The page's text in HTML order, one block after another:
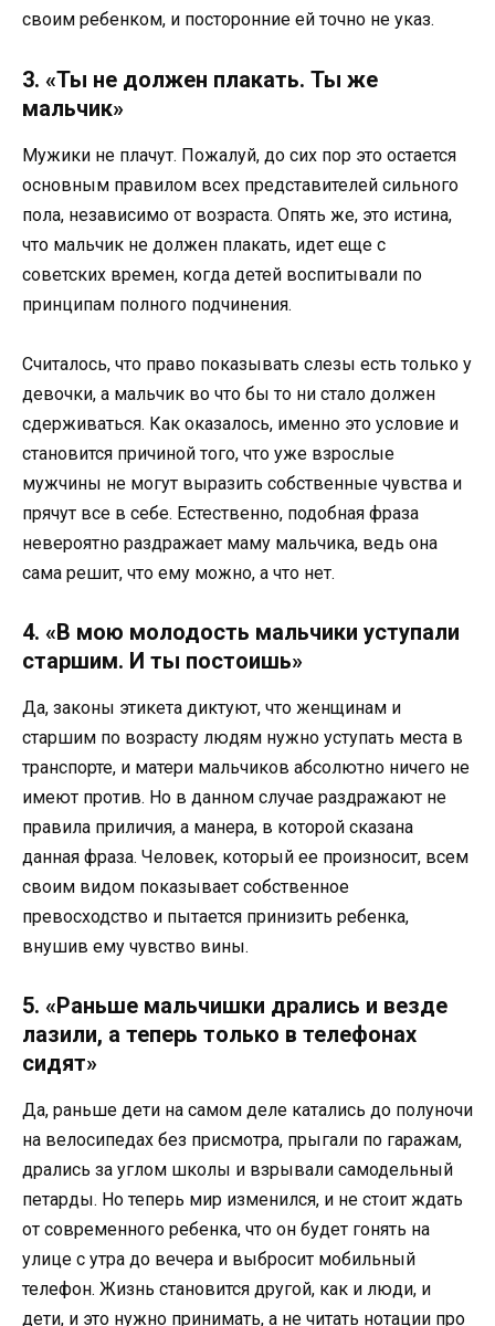
своим ребенком, и посторонние ей точно не указ.
3. «Ты не должен плакать. Ты же
мальчик»
Мужики не плачут. Пожалуй, до сих пор это остается
основным правилом всех представителей сильного
пола, независимо от возраста. Опять же, это истина,
что мальчик не должен плакать, идет еще с
советских времен, когда детей воспитывали по
принципам полного подчинения.
Считалось, что право показывать слезы есть только у
девочки, а мальчик во что бы то ни стало должен
сдерживаться. Как оказалось, именно это условие и
становится причиной того, что уже взрослые
мужчины не могут выразить собственные чувства и
прячут все в себе. Естественно, подобная фраза
невероятно раздражает маму мальчика, ведь она
сама решит, что ему можно, а что нет.
4. «В мою молодость мальчики уступали
старшим. И ты постоишь»
Да, законы этикета диктуют, что женщинам и
старшим по возрасту людям нужно уступать места в
транспорте, и матери мальчиков абсолютно ничего не
имеют против. Но в данном случае раздражают не
правила приличия, а манера, в которой сказана
данная фраза. Человек, который ее произносит, всем
своим видом показывает собственное
превосходство и пытается принизить ребенка,
внушив ему чувство вины.
5. «Раньше мальчишки дрались и везде
лазили, а теперь только в телефонах
сидят»
Да, раньше дети на самом деле катались до полуночи
на велосипедах без присмотра, прыгали по гаражам,
дрались за углом школы и взрывали самодельный
петарды. Но теперь мир изменился, и не стоит ждать
от современного ребенка, что он будет гонять на
улице с утра до вечера и выбросит мобильный
телефон. Жизнь становится другой, как и люди, и
дети, и это нужно принимать, а не читать нотации про